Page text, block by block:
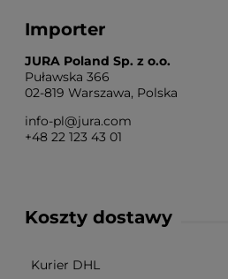
Importer
JURA Poland Sp. z o.o.
Puławska 366
02-819 Warszawa, Polska
info-pl@jura.com
+48 22 123 43 01
Koszty dostawy
Cena nie zawiera
Kurier DHL